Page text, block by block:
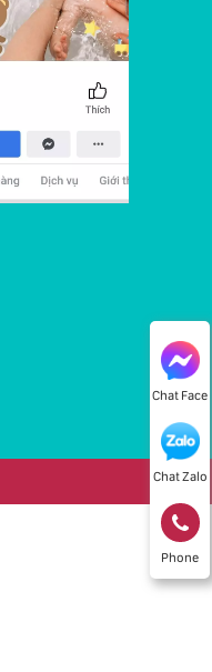
Chat Face
Chat Zalo
Phone